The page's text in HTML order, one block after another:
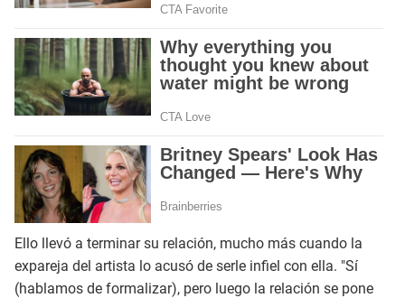
Ello llevó a terminar su relación, mucho más cuando la
expareja del artista lo acusó de serle infiel con ella. "Sí
(hablamos de formalizar), pero luego la relación se pone